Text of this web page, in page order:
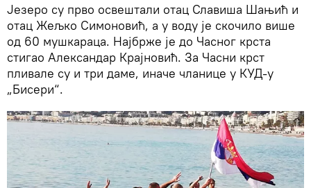
Језеро су прво освештали отац Славиша Шањић и
отац Жељко Симоновић, а у воду је скочило више
од 60 мушкараца. Најбрже је до Часног крста
стигао Александар Крајновић. За Часни крст
пливале су и три даме, иначе чланице у КУД-у
„Бисери“.